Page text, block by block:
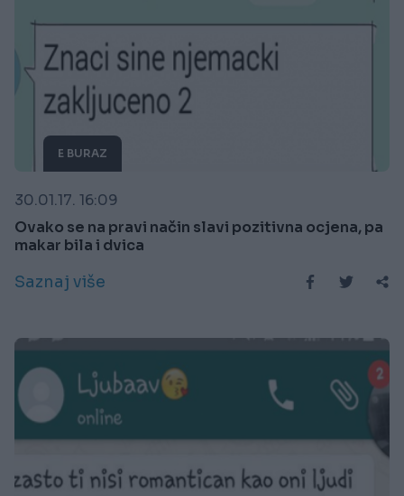
E BURAZ
30.01.17. 16:09
Ovako se na pravi način slavi pozitivna ocjena, pa
makar bila i dvica
Saznaj više